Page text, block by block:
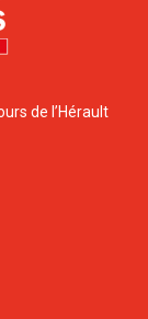
de l’Hérault